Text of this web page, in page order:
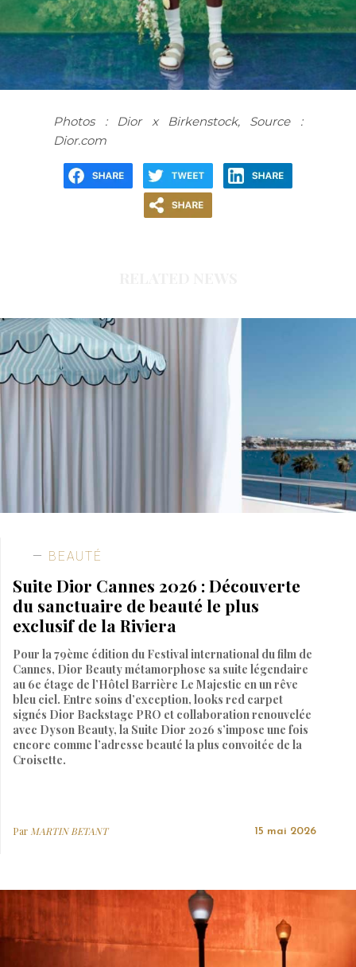
Photos : Dior x Birkenstock, Source :
Dior.com
BEAUTÉ
Suite Dior Cannes 2026 : Découverte
du sanctuaire de beauté le plus
exclusif de la Riviera
Pour la 79ème édition du Festival international du film de
Cannes, Dior Beauty métamorphose sa suite légendaire
au 6e étage de l’Hôtel Barrière Le Majestic en un rêve
bleu ciel. Entre soins d’exception, looks red carpet
signés Dior Backstage PRO et collaboration renouvelée
avec Dyson Beauty, la Suite Dior 2026 s’impose une fois
encore comme l’adresse beauté la plus convoitée de la
Croisette.
Par MARTIN BETANT 15 mai 2026